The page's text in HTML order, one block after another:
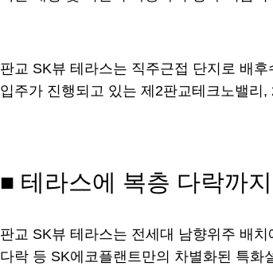
판교 SK뷰 테라스는 직주근접 단지로 배
입주가 진행되고 있는 제2판교테크노밸리
■ 테라스에 복층 다락까
판교 SK뷰 테라스는 전세대 남향위주 배
다락 등 SK에코플랜트만의 차별화된 특화